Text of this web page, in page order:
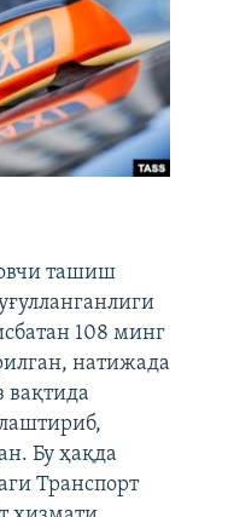
ташиш
108 минг
натижада
вақтида
Бу ҳақда
Транспорт